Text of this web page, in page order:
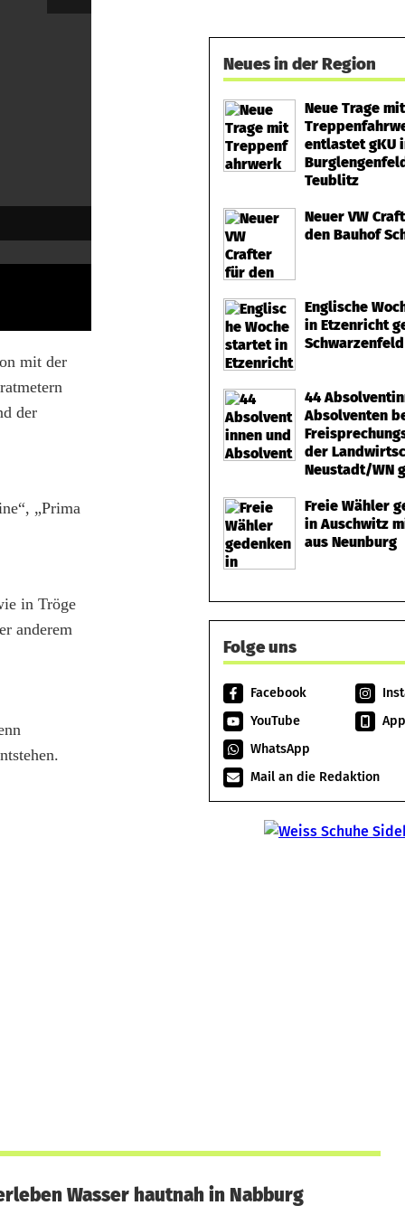
mit der
der
„Prima
in Tröge
anderem
Neues in der Region
Neue Trage mit
entlastet gKU
Teublitz
Neuer VW
den Bauhof
Englische
in Etzenricht
Schwarzenfeld
44
Absolventen
der
Neustadt/WN
Freie Wähler
in Auschwitz
aus Neunburg
Folge uns
Facebook
YouTube
App
WhatsApp
Mail an die Redaktion
Wasser hautnah in Nabburg